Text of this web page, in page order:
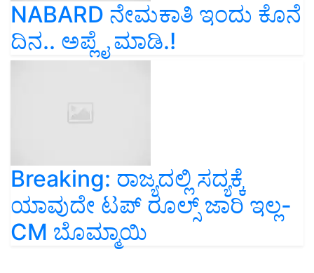
NABARD ನೇಮಕಾತಿ ಇಂದು ಕೊನೆ
ದಿನ.. ಅಪ್ಲೈ ಮಾಡಿ.!
Breaking: ರಾಜ್ಯದಲ್ಲಿ ಸದ್ಯಕ್ಕೆ
ಯಾವುದೇ ಟಪ್‌ ರೂಲ್ಸ್‌ ಜಾರಿ ಇಲ್ಲ-
CM ಬೊಮ್ಮಾಯಿ